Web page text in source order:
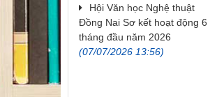
Hội Văn học Nghệ thuật
Đồng Nai Sơ kết hoạt động 6
tháng đầu năm 2026
(07/07/2026 13:56)